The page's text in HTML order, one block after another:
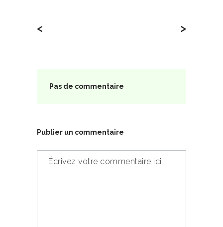
< >
Pas de commentaire
Publier un commentaire